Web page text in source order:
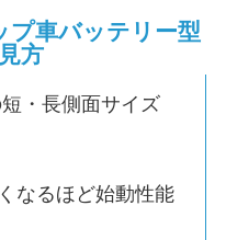
プ車バッテリー型
方
・長側面サイズ
なるほど始動性能